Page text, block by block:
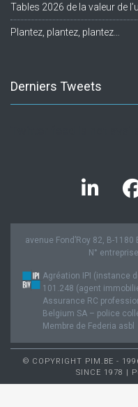
Tables 2026 de la valeur de
Plantez, plantez, plantez…
Derniers Tweets
avenue Fond’Roy 82, B-
N°
Agréation IPI (instance
101.248 (agent
Assurance RC
Belgium SA – police
Membre de Federia asbl
© COPYRIGHT PIM.BE -
SINCE 1978 |